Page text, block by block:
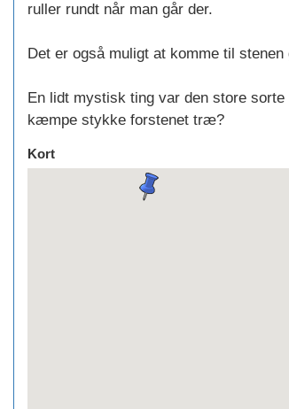
ruller rundt når man går der.
Det er også muligt at komme til
En lidt mystisk ting var den store
kæmpe stykke forstenet træ?
Kort